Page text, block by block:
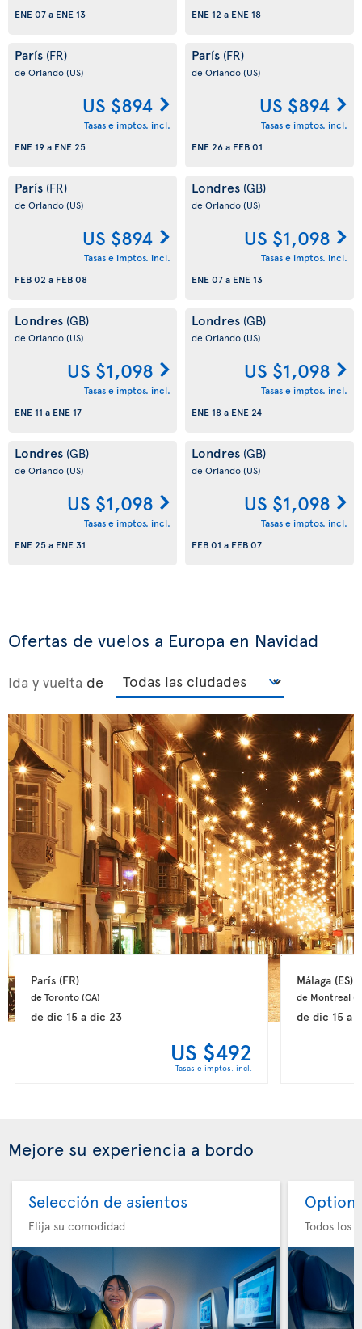
ENE 07a ENE 13
ENE 12 a ENE 18
París (FR)
de Orlando(US)
US $894
Tasas e imptos. incl.
ENE 19a ENE 25
París (FR)
de Orlando(US)
US $894
Tasas e imptos. incl.
ENE 26a FEB 01
París (FR)
de Orlando(US)
US $894
Tasas e imptos. incl.
FEB 02 a FEB 08
Londres (GB)
de Orlando(US)
US $1,098
Tasas e imptos. incl.
ENE 07a ENE 13
Londres (GB)
de Orlando(US)
US $1,098
Tasas e imptos. incl.
ENE 11 a ENE 17
Londres (GB)
de Orlando(US)
US $1,098
Tasas e imptos. incl.
ENE 18a ENE 24
Londres (GB)
de Orlando(US)
US $1,098
Tasas e imptos. incl.
ENE 25a ENE 31
Londres (GB)
de Orlando(US)
US $1,098
Tasas e imptos. incl.
FEB 01 a FEB 07
Ofertas de vuelos a Europa en Navidad
Ida y vuelta de
París (FR)
de Toronto (CA)
de dic 15a dic 23
US $492
Tasas e imptos. incl.
Málaga (ES)
de Montreal
de dic 15a
Mejore su experiencia a bordo
Selección de asientos
Elija su comodidad
Option
Todos los